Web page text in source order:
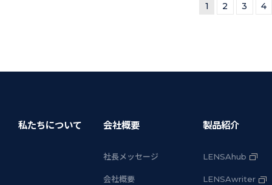
1 2 3 4
私たちについて 会社概要
社長メッセージ
会社概要
製品紹介
LENSAhub
LENSAwriter